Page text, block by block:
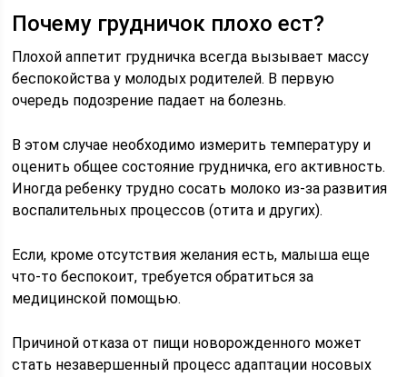
Почему грудничок плохо ест?
Плохой аппетит грудничка всегда вызывает массу
беспокойства у молодых родителей. В первую
очередь подозрение падает на болезнь.
В этом случае необходимо измерить температуру и
оценить общее состояние грудничка, его активность.
Иногда ребенку трудно сосать молоко из-за развития
воспалительных процессов (отита и других).
Если, кроме отсутствия желания есть, малыша еще
что-то беспокоит, требуется обратиться за
медицинской помощью.
Причиной отказа от пищи новорожденного может
стать незавершенный процесс адаптации носовых